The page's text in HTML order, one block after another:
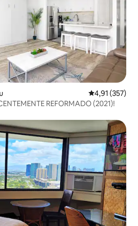
4,91 de uma
4,91 (357)
REFORMADO (2021)!